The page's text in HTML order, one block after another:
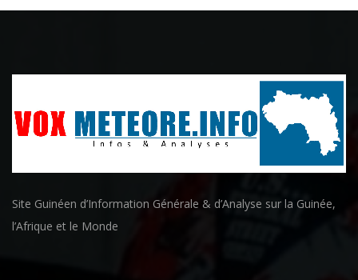
Site Guinéen d’Information Générale & d’Analyse sur la Guinée,
l’Afrique et le Monde